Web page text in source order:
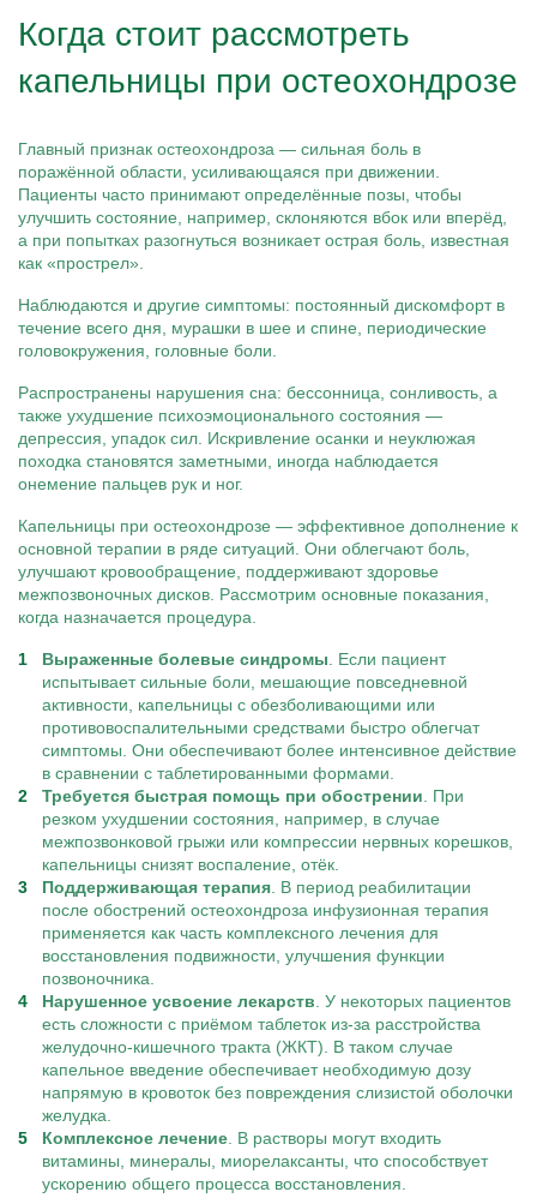
Когда стоит рассмотреть
капельницы при остеохондрозе
Главный признак остеохондроза — сильная боль в
поражённой области, усиливающаяся при движении.
Пациенты часто принимают определённые позы, чтобы
улучшить состояние, например, склоняются вбок или вперёд,
а при попытках разогнуться возникает острая боль, известная
как «прострел».
Наблюдаются и другие симптомы: постоянный дискомфорт в
течение всего дня, мурашки в шее и спине, периодические
головокружения, головные боли.
Распространены нарушения сна: бессонница, сонливость, а
также ухудшение психоэмоционального состояния —
депрессия, упадок сил. Искривление осанки и неуклюжая
походка становятся заметными, иногда наблюдается
онемение пальцев рук и ног.
Капельницы при остеохондрозе — эффективное дополнение к
основной терапии в ряде ситуаций. Они облегчают боль,
улучшают кровообращение, поддерживают здоровье
межпозвоночных дисков. Рассмотрим основные показания,
когда назначается процедура.
Выраженные болевые синдромы . Если пациент
испытывает сильные боли, мешающие повседневной
активности, капельницы с обезболивающими или
противовоспалительными средствами быстро облегчат
симптомы. Они обеспечивают более интенсивное действие
в сравнении с таблетированными формами.
Требуется быстрая помощь при обострении . При
резком ухудшении состояния, например, в случае
межпозвонковой грыжи или компрессии нервных корешков,
капельницы снизят воспаление, отёк.
Поддерживающая терапия . В период реабилитации
после обострений остеохондроза инфузионная терапия
применяется как часть комплексного лечения для
восстановления подвижности, улучшения функции
позвоночника.
Нарушенное усвоение лекарств . У некоторых пациентов
есть сложности с приёмом таблеток из-за расстройства
желудочно-кишечного тракта (ЖКТ). В таком случае
капельное введение обеспечивает необходимую дозу
напрямую в кровоток без повреждения слизистой оболочки
желудка.
Комплексное лечение . В растворы могут входить
витамины, минералы, миорелаксанты, что способствует
ускорению общего процесса восстановления.